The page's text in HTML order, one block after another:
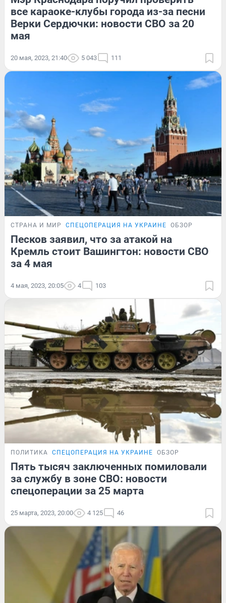
все караоке-клубы города из-за песни
Верки Сердючки: новости СВО за 20
мая
20 мая, 2023, 21:40 5 043 111
СТРАНА И МИР СПЕЦОПЕРАЦИЯ НА УКРАИНЕ ОБЗОР
Песков заявил, что за атакой на
Кремль стоит Вашингтон: новости СВО
за 4 мая
4 мая, 2023, 20:05 4 103
ПОЛИТИКА СПЕЦОПЕРАЦИЯ НА УКРАИНЕ ОБЗОР
Пять тысяч заключенных помиловали
за службу в зоне СВО: новости
спецоперации за 25 марта
25 марта, 2023, 20:00 4 125 46